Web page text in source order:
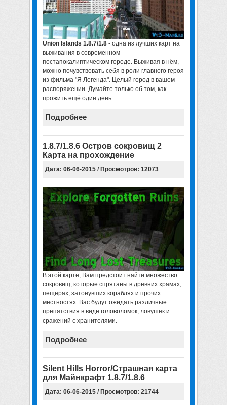
Union Islands 1.8.7/1.8 - одна из лучших карт на
выживания в современном
постапокалиптическом городе. Выживая в нём,
можно почувствовать себя в роли главного героя
из фильма "Я Легенда". Целый город в вашем
распоряжении. Думайте только об том, как
прожить ещё один день.
Подробнее
1.8.7/1.8.6 Остров сокровищ 2
Карта на прохождение
Дата: 06-06-2015 / Просмотров: 12073
В этой карте, Вам предстоит найти множество
сокровищ, которые спрятаны в древних храмах,
пещерах, затонувших кораблях и прочих
местностях. Вас будут ожидать различные
препятствия в виде головоломок, ловушек и
сражений с хранителями.
Подробнее
Silent Hills Horror/Страшная карта
для Майнкрафт 1.8.7/1.8.6
Дата: 06-06-2015 / Просмотров: 21744